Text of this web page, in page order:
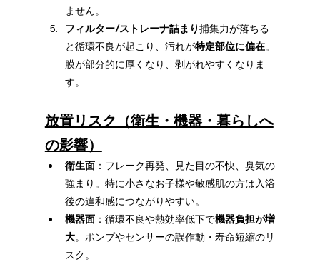
ません。
フィルター/ストレーナ詰まり捕集力が落ちる
と循環不良が起こり、汚れが特定部位に偏在。
膜が部分的に厚くなり、剥がれやすくなりま
す。
放置リスク（衛生・機器・暮らしへ
の影響）
衛生面：フレーク再発、見た目の不快、臭気の
強まり。特に小さなお子様や敏感肌の方は入浴
後の違和感につながりやすい。
機器面：循環不良や熱効率低下で機器負担が増
大。ポンプやセンサーの誤作動・寿命短縮のリ
スク。